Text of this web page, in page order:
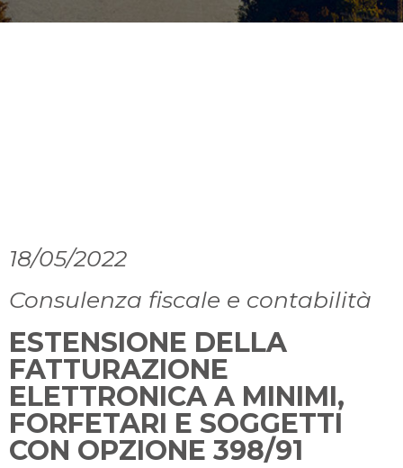
18/05/2022
Consulenza fiscale e contabilità
ESTENSIONE DELLA
FATTURAZIONE
ELETTRONICA A MINIMI,
FORFETARI E SOGGETTI
CON OPZIONE 398/91